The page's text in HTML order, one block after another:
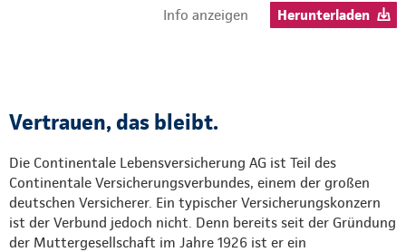
Info anzeigen
Herunterladen
Vertrauen, das bleibt.
Die Continentale Lebensversicherung AG ist Teil des
Continentale Versicherungsverbundes, einem der großen
deutschen Versicherer. Ein typischer Versicherungskonzern
ist der Verbund jedoch nicht. Denn bereits seit der Gründung
der Muttergesellschaft im Jahre 1926 ist er ein